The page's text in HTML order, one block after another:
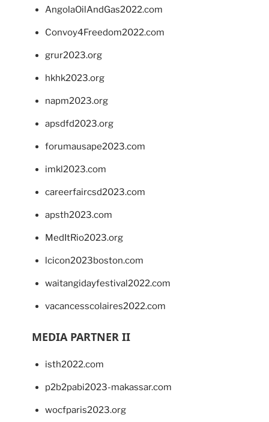
AngolaOilAndGas2022.com
Convoy4Freedom2022.com
grur2023.org
hkhk2023.org
napm2023.org
apsdfd2023.org
forumausape2023.com
imkl2023.com
careerfaircsd2023.com
apsth2023.com
MedItRio2023.org
lcicon2023boston.com
waitangidayfestival2022.com
vacancesscolaires2022.com
MEDIA PARTNER II
isth2022.com
p2b2pabi2023-makassar.com
wocfparis2023.org